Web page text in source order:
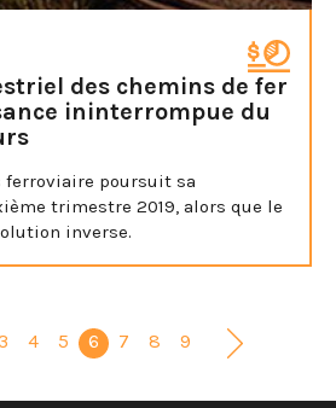
des chemins de fer
ininterrompue du
ferroviaire poursuit sa
trimestre 2019, alors que le
inverse.
4 5 6 7 8 9